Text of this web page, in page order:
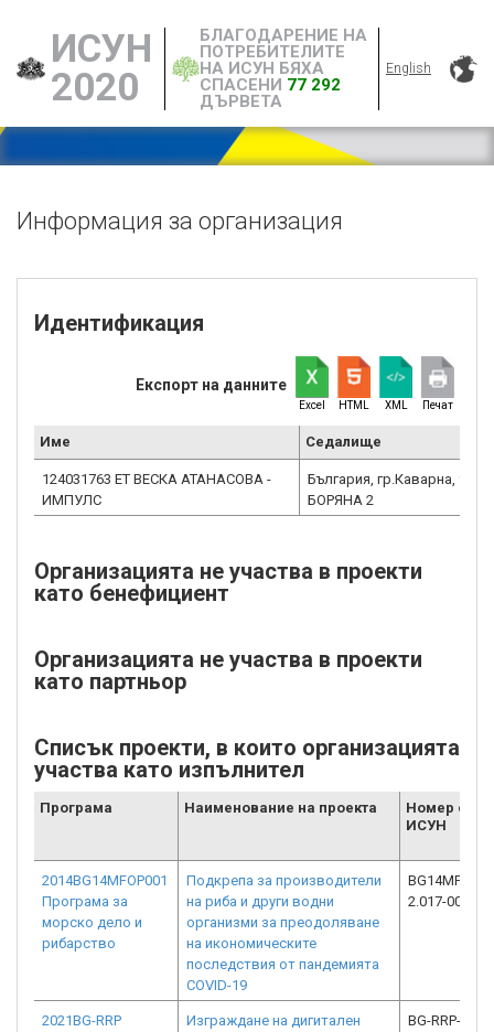
ИСУН
2020
БЛАГОДАРЕНИЕ НА
ПОТРЕБИТЕЛИТЕ
НА ИСУН БЯХА
СПАСЕНИ 77 292
ДЪРВЕТА
English
Информация за организация
Идентификация
Експорт на данните
Excel HTML XML Печат
Име Седалище
124031763 ЕТ ВЕСКА АТАНАСОВА -
ИМПУЛС
България, гр.Каварна,
БОРЯНА 2
Организацията не участва в проекти
като бенефициент
Организацията не участва в проекти
като партньор
Списък проекти, в които организацията
участва като изпълнител
Програма Наименование на проекта
Номер от
ИСУН
2014BG14MFOP001
Програма за
морско дело и
рибарство
Подкрепа за производители
на риба и други водни
организми за преодоляване
на икономическите
последствия от пандемията
COVID-19
2.017-0026-
2021BG-RRP
Изграждане на дигитален
BG-RRP-